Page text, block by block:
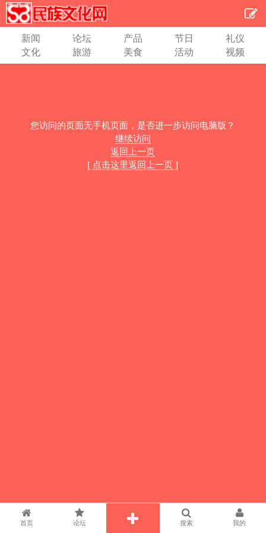
新闻 论坛 产品 节日
礼仪
文化
旅游 美食 活动 视频
您访问的页面无手机页面，是否进一步访问电脑版？
继续访问
返回上一页
[ 点击这里返回上一页 ]
首页 论坛 搜索 我的